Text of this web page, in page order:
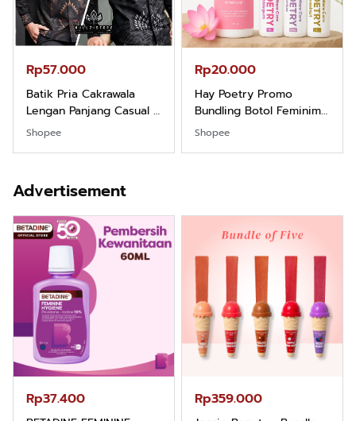
Rp57.000
Batik Pria Cakrawala
Lengan Panjang Casual -
Kemeja Batik Pria
Dewasa Lengan Panjang
Santai Slimfit Formal
Shopee
Rp20.000
Hay Poetry Promo
Bundling Botol Feminim
Care Perawatan
Keputihan Kewanitaan
Shopee
Advertisement
Rp37.400 Rp359.000